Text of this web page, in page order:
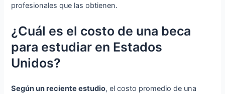
profesionales que las obtienen.
¿Cuál es el costo de una beca
para estudiar en Estados
Unidos?
Según un reciente estudio, el costo promedio de una